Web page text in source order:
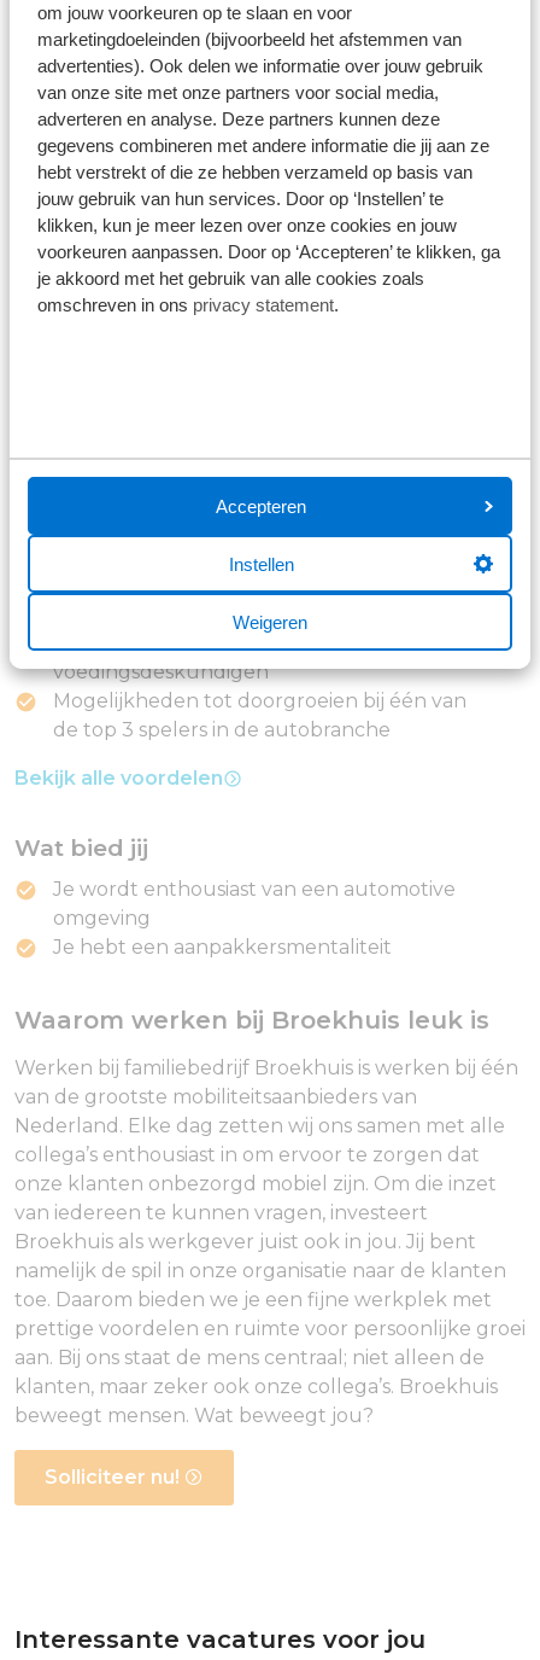
om jouw voorkeuren op te slaan en voor
marketingdoeleinden (bijvoorbeeld het afstemmen van
advertenties). Ook delen we informatie over jouw gebruik
van onze site met onze partners voor social media,
adverteren en analyse. Deze partners kunnen deze
gegevens combineren met andere informatie die jij aan ze
hebt verstrekt of die ze hebben verzameld op basis van
jouw gebruik van hun services. Door op ‘Instellen’ te
klikken, kun je meer lezen over onze cookies en jouw
voorkeuren aanpassen. Door op ‘Accepteren’ te klikken, ga
je akkoord met het gebruik van alle cookies zoals
omschreven in ons privacy statement.
Accepteren
Instellen
Weigeren
Werken met de nieuwste producten en
technieken in onze werkplaats
Een mbo-opleiding bij een erkend
leerbedrijf
€ 750 waarmee je je rijbewijs kan halen
Een laptop die je voor je opleiding mag
gebruiken
Baangarantie vanaf dag 1!
Genoeg mogelijkheden om trainingen te
kunnen volgen
4 dagen werken, 1 dag naar school en 5
Korting op een sportabonnement, aanschaf
Een stabiele werkgever, die al ruim 90 jaar
LifeCheck: Gratis en anoniem toegang tot
voedingsdeskundigen
Mogelijkheden tot doorgroeien bij één van
de top 3 spelers in de autobranche
Bekijk alle voordelen
Wat bied jij
Je wordt enthousiast van een automotive
omgeving
Je hebt een aanpakkersmentaliteit
Waarom werken bij Broekhuis leuk is
Werken bij familiebedrijf Broekhuis is werken bij één
van de grootste mobiliteitsaanbieders van
Nederland. Elke dag zetten wij ons samen met alle
collega’s enthousiast in om ervoor te zorgen dat
onze klanten onbezorgd mobiel zijn. Om die inzet
van iedereen te kunnen vragen, investeert
Broekhuis als werkgever juist ook in jou. Jij bent
namelijk de spil in onze organisatie naar de klanten
toe. Daarom bieden we je een fijne werkplek met
prettige voordelen en ruimte voor persoonlijke groei
aan. Bij ons staat de mens centraal; niet alleen de
klanten, maar zeker ook onze collega’s. Broekhuis
beweegt mensen. Wat beweegt jou?
Solliciteer nu!
Interessante vacatures voor jou